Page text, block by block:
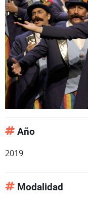
Año
2019
Modalidad